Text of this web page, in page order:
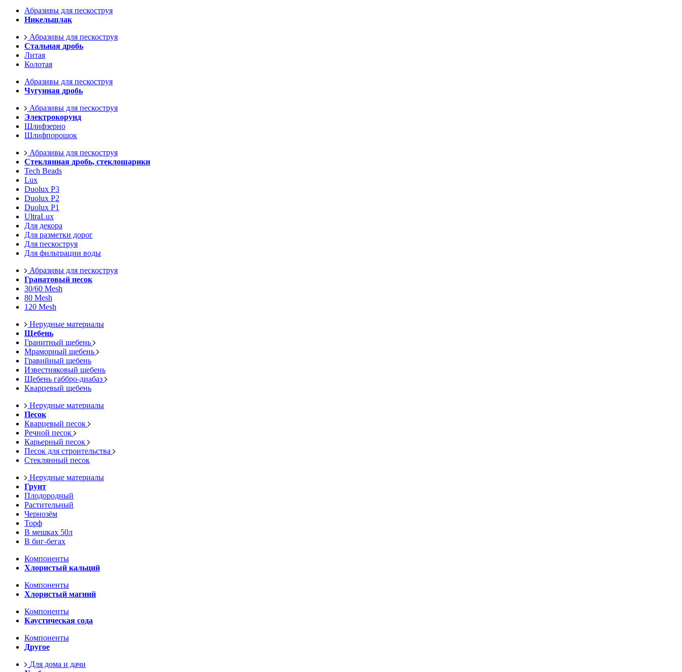
Абразивы для пескоструя
Никельшлак
Абразивы для пескоструя
Стальная дробь
Литая
Колотая
Абразивы для пескоструя
Чугунная дробь
Абразивы для пескоструя
Электрокорунд
Шлифзерно
Шлифпорошок
Абразивы для пескоструя
Стеклянная дробь, стеклошарики
Tech Beads
Lux
Duolux P3
Duolux P2
Duolux P1
UltraLux
Для декора
Для разметки дорог
Для пескоструя
Для фильтрации воды
Абразивы для пескоструя
Гранатовый песок
30/60 Mesh
80 Mesh
120 Mesh
Нерудные материалы
Щебень
Гранитный щебень
Мраморный щебень
Гравийный щебень
Известняковый щебень
Щебень габбро-диабаз
Кварцевый щебень
Нерудные материалы
Песок
Кварцевый песок
Речной песок
Карьерный песок
Песок для строительства
Стеклянный песок
Нерудные материалы
Грунт
Плодородный
Растительный
Чернозём
Торф
В мешках 50л
В биг-бегах
Компоненты
Хлористый кальций
Компоненты
Хлористый магний
Компоненты
Каустическая сода
Компоненты
Другое
Для дома и дачи